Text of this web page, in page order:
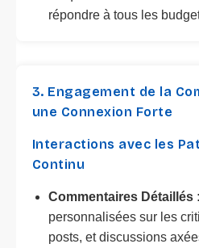
répondre à tous les
3. Engagement de la
une Connexion Forte
Interactions avec les
Continu
Commentaires Détaillés :
personnalisées sur les
posts, et discussions